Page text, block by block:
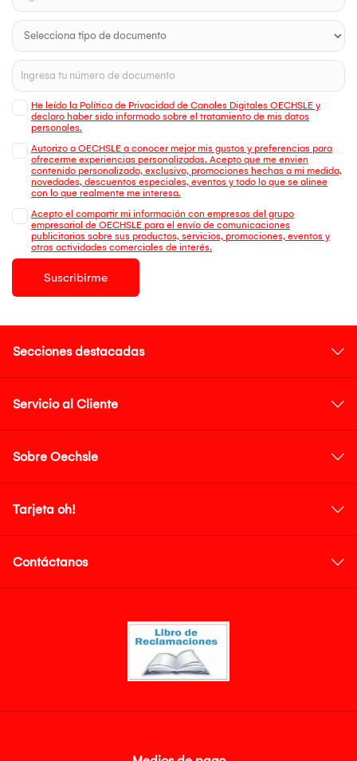
He leído la Política de Privacidad de Canales Digitales OECHSLE y
declaro haber sido informado sobre el tratamiento de mis datos
personales.
Autorizo a OECHSLE a conocer mejor mis gustos y preferencias para
ofrecerme experiencias personalizadas. Acepto que me envien
contenido personalizado, exclusivo, promociones hechas a mi medida,
novedades, descuentos especiales, eventos y todo lo que se alinee
con lo que realmente me interesa.
Acepto el compartir mi información con empresas del grupo
empresarial de OECHSLE para el envío de comunicaciones
publicitarias sobre sus productos, servicios, promociones, eventos y
otras actividades comerciales de interés.
Suscribirme
Secciones destacadas
Servicio al Cliente
Sobre Oechsle
Tarjeta oh!
Contáctanos